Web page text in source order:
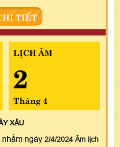
TIẾT
LỊCH ÂM
2
Tháng 4
XẤU
nhằm ngày 2/4/2024 Âm lịch